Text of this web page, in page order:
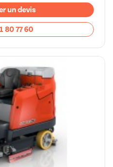
un devis
80 77 60